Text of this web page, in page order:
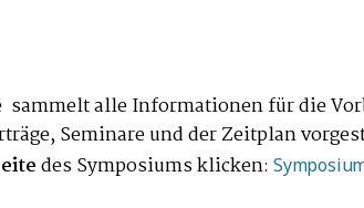
sammelt alle Informationen für die
Seminare und der Zeitplan
des Symposiums klicken: